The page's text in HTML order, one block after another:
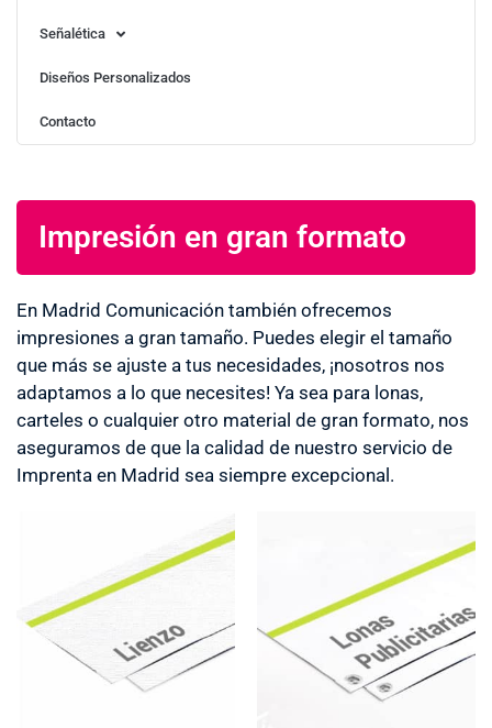
Señalética
Diseños Personalizados
Contacto
Impresión en gran formato
En Madrid Comunicación también ofrecemos
impresiones a gran tamaño. Puedes elegir el tamaño
que más se ajuste a tus necesidades, ¡nosotros nos
adaptamos a lo que necesites! Ya sea para lonas,
carteles o cualquier otro material de gran formato, nos
aseguramos de que la calidad de nuestro servicio de
Imprenta en Madrid sea siempre excepcional.